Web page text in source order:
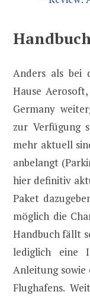
Anders als bei
Hause
Germany
zur Verfügung
mehr aktuell
anbelangt
hier definitiv
Paket
möglich die
Handbuch fällt
lediglich eine
Anleitung sowie
Flughafens.